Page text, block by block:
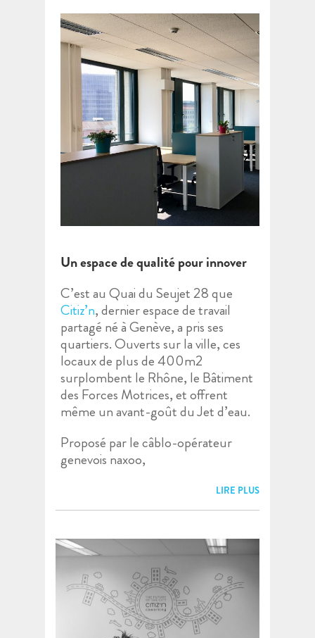
Un espace de qualité pour innover
C’est au Quai du Seujet 28 que
Citiz’n, dernier espace de travail
partagé né à Genève, a pris ses
quartiers. Ouverts sur la ville, ces
locaux de plus de 400m2
surplombent le Rhône, le Bâtiment
des Forces Motrices, et offrent
même un avant-goût du Jet d’eau.
Proposé par le câblo-opérateur
genevois naxoo,
LIRE PLUS